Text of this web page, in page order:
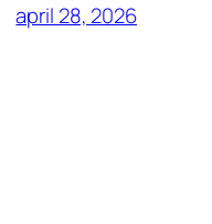
april 28, 2026